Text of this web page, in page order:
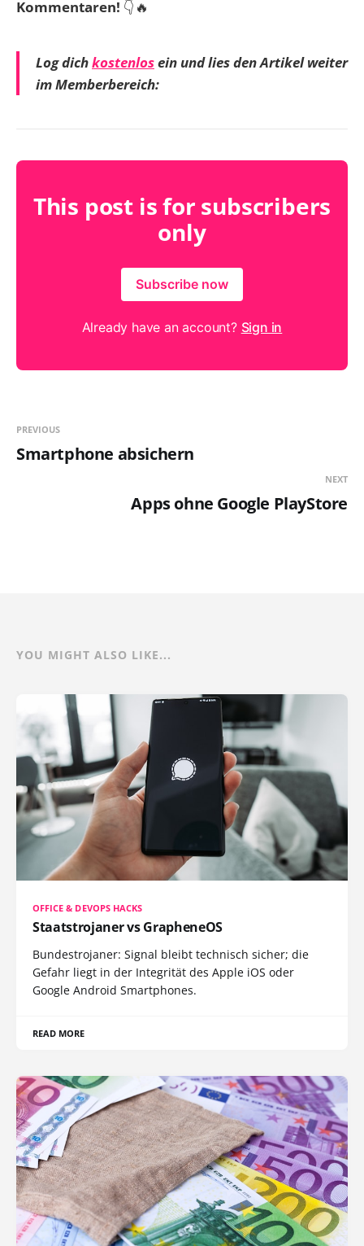
der Systeme fest gezu…
Kommentaren! 👇🔥
Log dichkostenlosein und lies den Artikel weiter
im Memberbereich:
This post is for subscribers
only
Subscribe now
Already have an account? Sign in
PREVIOUS
Smartphone absichern
NEXT
Apps ohne Google PlayStore
YOU MIGHT ALSO LIKE...
OFFICE & DEVOPS HACKS
Staatstrojaner vs GrapheneOS
Bundestrojaner: Signal bleibt technisch sicher; die
Gefahr liegt in der Integrität des Apple iOS oder
Google Android Smartphones.
READ MORE